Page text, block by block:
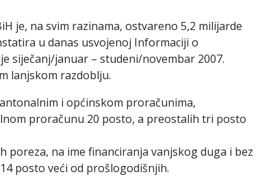
je, na svim razinama, ostvareno 5,2 milijarde
u danas usvojenoj Informaciji o
siječanj/januar – studeni/novembar 2007.
lanjskom razdoblju.
i općinskom proračunima,
proračunu 20 posto, a preostalih tri posto
na ime financiranja vanjskog duga i bez
posto veći od prošlogodišnjih.